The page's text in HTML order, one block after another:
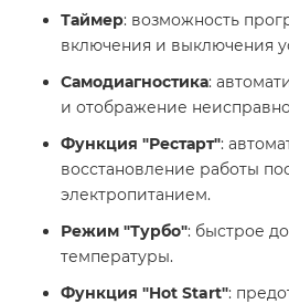
Таймер: возможность
включения и выключения
Самодиагностика:
и отображение
Функция "Рестарт":
восстановление работы
электропитанием.
Режим "Турбо": быстрое
температуры.
Функция "Hot Start":